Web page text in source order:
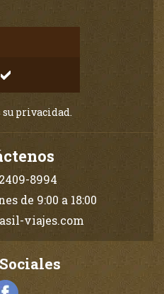
su privacidad.
8994
de 9:00 a 18:00
viajes.com